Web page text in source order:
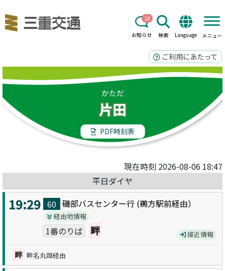
お知らせ
10
検索 Language メニュー
ご利用にあたって
かただ
片田
PDF時刻表
現在時刻 2026-08-06 18:47
平日ダイヤ
19:29 60 磯部バスセンター行 (鵜方駅前経由）
経由地情報
1番のりば 畔 接近情報
畔 畔名丸岡経由